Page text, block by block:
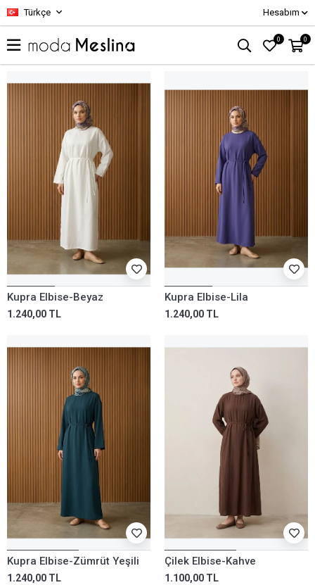
Türkçe Hesabım
0 0
Kupra Elbise-Beyaz
1.240,00 TL
Kupra Elbise-Lila
1.240,00 TL
Kupra Elbise-Zümrüt Yeşili
1.240,00 TL
Çilek Elbise-Kahve
1.100,00 TL